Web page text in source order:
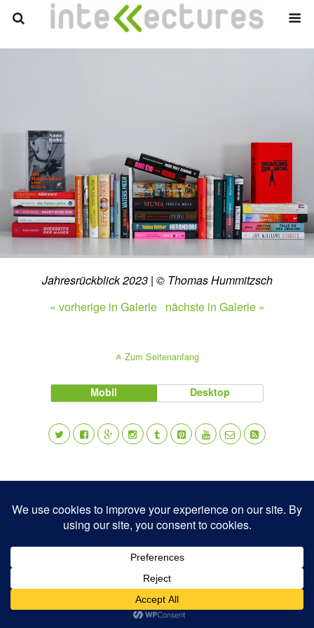
Jahresrückblick 2023 | © Thomas Hummitzsch
« vorherige in Galerie nächste in Galerie »
Zum Seitenanfang
Mobil Desktop